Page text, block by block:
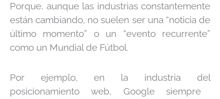
Porque, aunque las industrias constantemente
están cambiando, no suelen ser una “noticia de
último momento” o un “evento recurrente”
como un Mundial de Fútbol.
Por ejemplo, en la industria del
posicionamiento web, Google siempre